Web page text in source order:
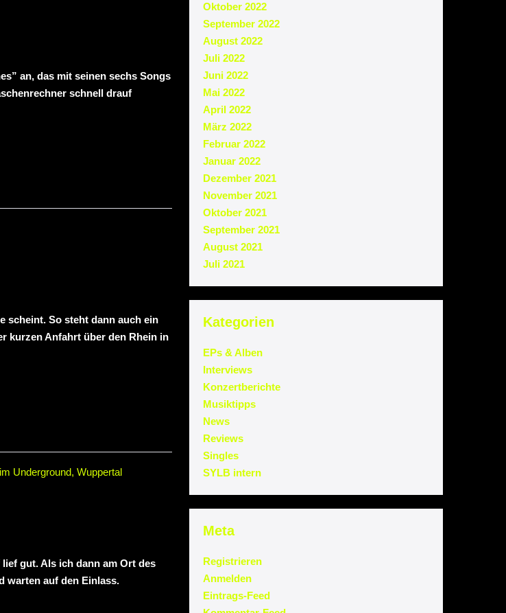
an, das mit seinen sechs Songs
schnell drauf
scheint. So steht dann auch ein
kurzen Anfahrt über den Rhein in
Underground, Wuppertal
gut. Als ich dann am Ort des
warten auf den Einlass.
Oktober 2022
September 2022
August 2022
Juli 2022
Juni 2022
Mai 2022
April 2022
März 2022
Februar 2022
Januar 2022
Dezember 2021
November 2021
Oktober 2021
September 2021
August 2021
Juli 2021
Kategorien
EPs & Alben
Interviews
Konzertberichte
Musiktipps
News
Reviews
Singles
SYLB intern
Meta
Registrieren
Anmelden
Eintrags-Feed